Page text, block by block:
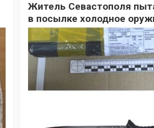
Житель Севастополя
в посылке холодное